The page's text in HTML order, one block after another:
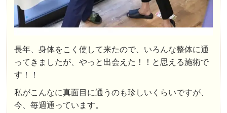
長年、身体をこく使して来たので、いろんな整体に通
ってきましたが、やっと出会えた！！と思える施術で
す！！
私がこんなに真面目に通うのも珍しいくらいですが、
今、毎週通っています。